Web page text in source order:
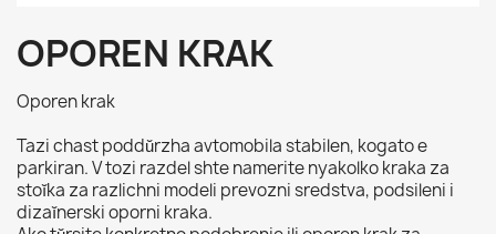
OPOREN KRAK
Oporen krak
Tazi chast poddŭrzha avtomobila stabilen, kogato e
parkiran. V tozi razdel shte namerite nyakolko kraka za
stoĭka za razlichni modeli prevozni sredstva, podsileni i
dizaĭnerski oporni kraka.